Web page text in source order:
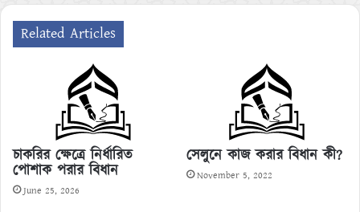
Related Articles
চাকরির ক্ষেত্রে নির্ধারিত
পোশাক পরার বিধান
June 25, 2026
সেলুনে কাজ করার বিধান কী?
November 5, 2022